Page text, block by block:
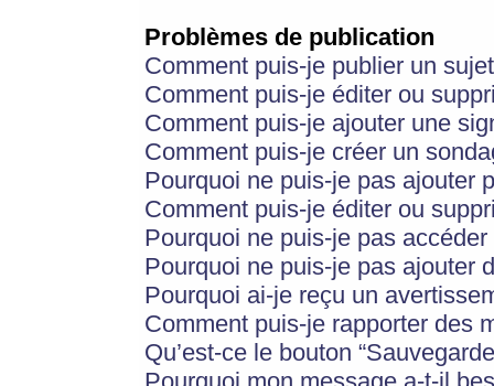
Problèmes de publication
Comment puis-je publier un
Comment puis-je éditer ou
Comment puis-je ajouter une
Comment puis-je créer un
Pourquoi ne puis-je pas ajouter
Comment puis-je éditer ou
Pourquoi ne puis-je pas
Pourquoi ne puis-je pas ajouter
Pourquoi ai-je reçu un
Comment puis-je rapporter des
Qu’est-ce le bouton